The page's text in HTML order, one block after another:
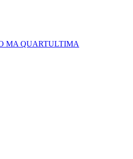
MA QUARTULTIMA